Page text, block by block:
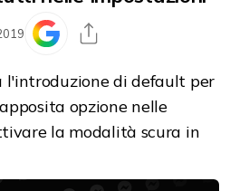
l'introduzione di default per
opzione nelle
la modalità scura in